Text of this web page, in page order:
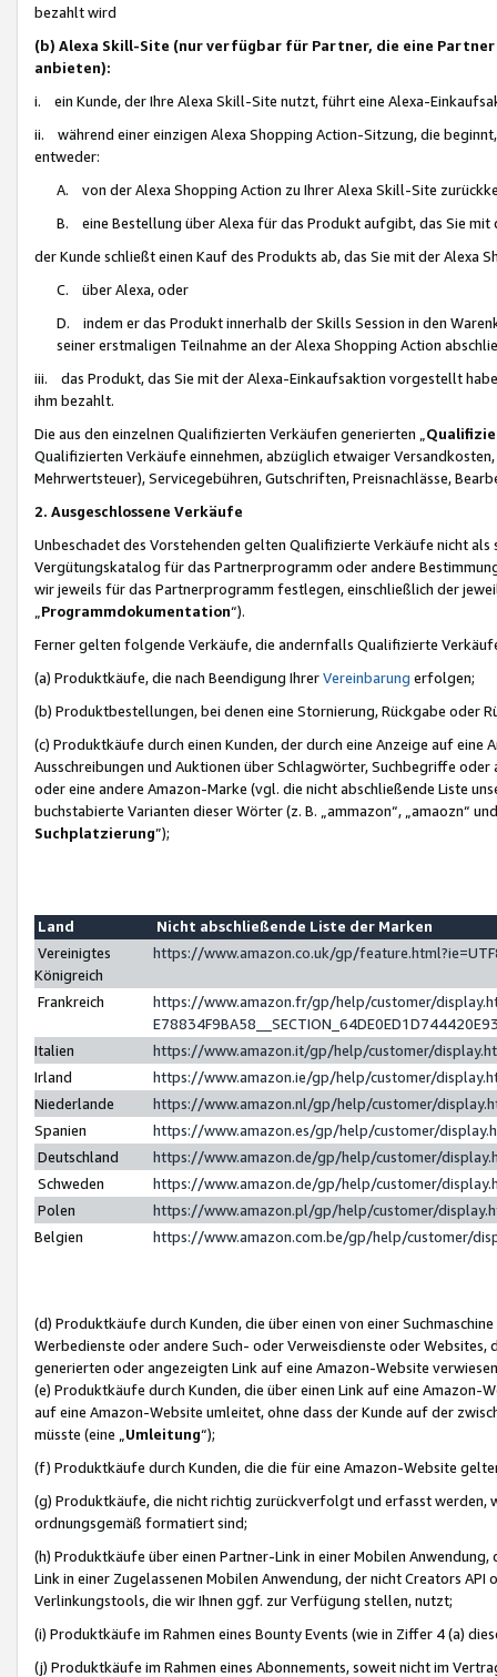
bezahlt wird
(b) Alexa Skill-Site (nur verfügbar für Partner, die eine
anbieten):
i. ein Kunde, der Ihre Alexa Skill-Site nutzt, führt eine Alexa-
ii. während einer einzigen Alexa Shopping Action-Sitzung, die
entweder:
A. von der Alexa Shopping Action zu Ihrer Alexa Skill-Site
B. eine Bestellung über Alexa für das Produkt aufgibt, das Sie mit
der Kunde schließt einen Kauf des Produkts ab, das Sie mit der Alexa
C. über Alexa, oder
D. indem er das Produkt innerhalb der Skills Session in den
seiner erstmaligen Teilnahme an der Alexa Shopping Action
iii. das Produkt, das Sie mit der Alexa-Einkaufsaktion vorgestellt
ihm bezahlt.
Die aus den einzelnen Qualifizierten Verkäufen generierten „
Qualifizierten Verkäufe einnehmen, abzüglich etwaiger
Mehrwertsteuer), Servicegebühren, Gutschriften, Preisnachlässe,
2. Ausgeschlossene Verkäufe
Unbeschadet des Vorstehenden gelten Qualifizierte Verkäufe nicht
Vergütungskatalog für das Partnerprogramm oder andere
wir jeweils für das Partnerprogramm festlegen, einschließlich der
Programmdokumentation“).
Ferner gelten folgende Verkäufe, die andernfalls Qualifizierte
(a) Produktkäufe, die nach Beendigung IhrerVereinbarung erfolgen;
(b) Produktbestellungen, bei denen eine Stornierung, Rückgabe oder
(c) Produktkäufe durch einen Kunden, der durch eine Anzeige auf
Ausschreibungen und Auktionen über Schlagwörter, Suchbegriffe
oder eine andere Amazon-Marke (vgl. die nicht abschließende Liste
buchstabierte Varianten dieser Wörter (z. B. „ammazon“, „amaozn“
Suchplatzierung”);
Land
Nicht abschließende Liste der Marken
Vereinigtes
Königreich
https://www.amazon.co.uk/gp/
Frankreich
https://www.amazon.fr/gp/help/customer/
Italien
https://www.amazon.it/gp/help/customer/
Irland
https://www.amazon.ie/gp/help/customer/
Niederlande
https://www.amazon.nl/gp/help/customer/
Spanien
https://www.amazon.es/gp/help/customer/
Deutschland
https://www.amazon.de/gp/help/customer/
Schweden
https://www.amazon.de/gp/help/customer/
Polen
https://www.amazon.pl/gp/help/customer/
Belgien
https://www.amazon.com.be/gp/help/customer/
(d) Produktkäufe durch Kunden, die über einen von einer
Werbedienste oder andere Such- oder Verweisdienste oder Websites,
generierten oder angezeigten Link auf eine Amazon-Website
(e) Produktkäufe durch Kunden, die über einen Link auf eine
auf eine Amazon-Website umleitet, ohne dass der Kunde auf der
müsste (eine „ Umleitung“);
(f) Produktkäufe durch Kunden, die die für eine Amazon-Website
(g) Produktkäufe, die nicht richtig zurückverfolgt und erfasst werden,
ordnungsgemäß formatiert sind;
(h) Produktkäufe über einen Partner-Link in einer Mobilen
Link in einer Zugelassenen Mobilen Anwendung, der nicht Creators
Verlinkungstools, die wir Ihnen ggf. zur Verfügung stellen, nutzt;
(i) Produktkäufe im Rahmen eines Bounty Events (wie in Ziffer 4 (a)
(j) Produktkäufe im Rahmen eines Abonnements, soweit nicht im